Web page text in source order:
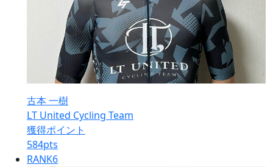
古本 一樹
LT United Cycling Team
獲得ポイント
584pts
RANK6